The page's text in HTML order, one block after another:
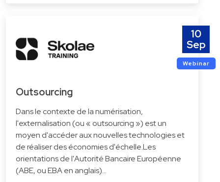
10
Sep
Webinar
Outsourcing
Dans le contexte de la numérisation,
l'externalisation (ou « outsourcing ») est un
moyen d'accéder aux nouvelles technologies et
de réaliser des économies d'échelle.Les
orientations de l'Autorité Bancaire Européenne
(ABE, ou EBA en anglais)…